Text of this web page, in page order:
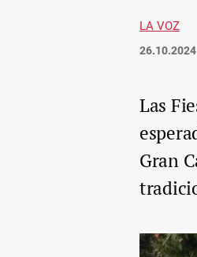
LA VOZ
Las
Gran